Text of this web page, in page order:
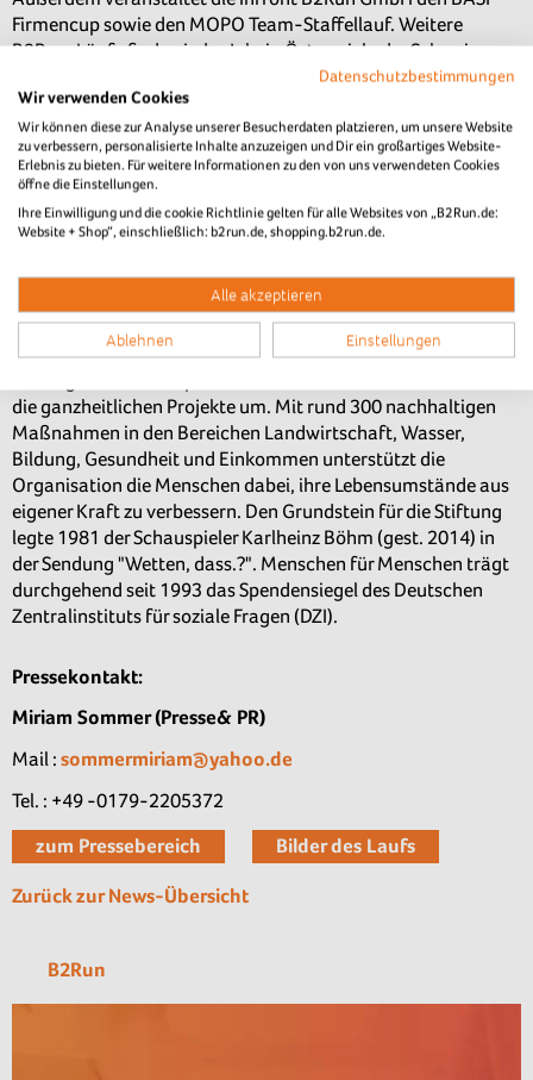
Firmencup sowie den MOPO Team-Staffellauf. Weitere
B2Run-Läufe finden jedes Jahr in Österreich, der Schweiz,
Kroatien, Portugal sowie in Griechenland statt und bieten
Unternehmen auch dort attraktive Plattformen für
einzigartige Mitarbeiter-Events. Weitere Informationen unter
www.b2run.de
Charitypartner "Menschen für Menschen":
Die Stiftung Menschen für Menschen bringt seit über 40
Jahren gemeinsam mit der Bevölkerung in Äthiopien die
gesellschaftliche und wirtschaftliche Entwicklung voran. In
aktuell dreizehn ländlichen Projektregionen setzen rund 530
die ganzheitlichen Projekte um. Mit rund 300 nachhaltigen
Maßnahmen in den Bereichen Landwirtschaft, Wasser,
Bildung, Gesundheit und Einkommen unterstützt die
Organisation die Menschen dabei, ihre Lebensumstände aus
eigener Kraft zu verbessern. Den Grundstein für die Stiftung
legte 1981 der Schauspieler Karlheinz Böhm (gest. 2014) in
der Sendung "Wetten, dass.?". Menschen für Menschen trägt
durchgehend seit 1993 das Spendensiegel des Deutschen
Zentralinstituts für soziale Fragen (DZI).
Pressekontakt:
Miriam Sommer (Presse& PR)
Mail : sommermiriam@yahoo.de
Tel. : +49 -0179-2205372
zum Pressebereich
Bilder des Laufs
Zurück zur News-Übersicht
B2Run
Datenschutzbestimmungen
Wir verwenden Cookies
Wir können diese zur Analyse unserer Besucherdaten platzieren, um unsere Website
zu verbessern, personalisierte Inhalte anzuzeigen und Dir ein großartiges Website-
Erlebnis zu bieten. Für weitere Informationen zu den von uns verwendeten Cookies
öffne die Einstellungen.
Ihre Einwilligung und die cookie Richtlinie gelten für alle Websites von „B2Run.de:
Website + Shop“, einschließlich: b2run.de, shopping.b2run.de.
Alle akzeptieren
Ablehnen Einstellungen